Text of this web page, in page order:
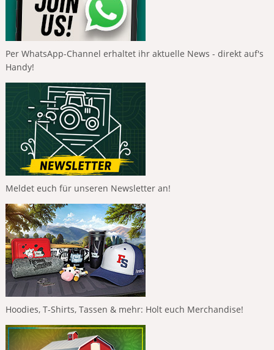
Per WhatsApp-Channel erhaltet ihr aktuelle News - direkt auf's
Handy!
Meldet euch für unseren Newsletter an!
Hoodies, T-Shirts, Tassen & mehr: Holt euch Merchandise!